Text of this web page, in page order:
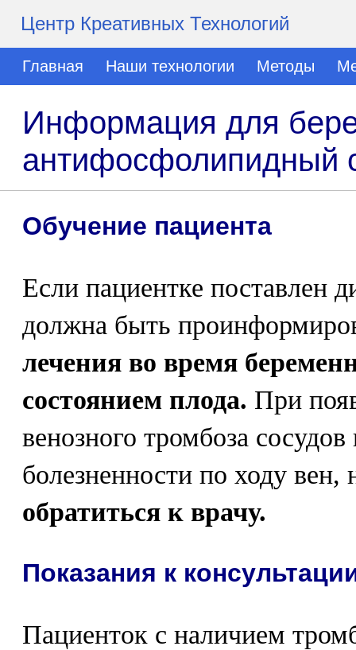
Центр Креативных Технологий
Главная Наши технологии Методы
Информация для
антифосфолипидный
Обучение пациента
Если пациентке поставлен
должна быть
лечения во время
состоянием плода. При
венозного тромбоза
болезненности по ходу
обратиться к врачу.
Показания к
Пациенток с наличием